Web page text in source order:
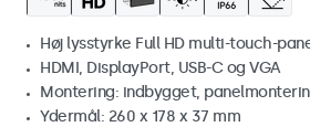
Høj lysstyrke Full HD multi-touch-
HDMI, DisplayPort, USB-C og VGA
Montering: indbygget,
Ydermål: 260 x 178 x 37 mm